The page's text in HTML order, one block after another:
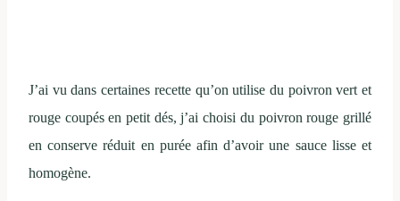
J’ai vu dans certaines recette qu’on utilise du poivron vert et
rouge coupés en petit dés, j’ai choisi du poivron rouge grillé
en conserve réduit en purée afin d’avoir une sauce lisse et
homogène.